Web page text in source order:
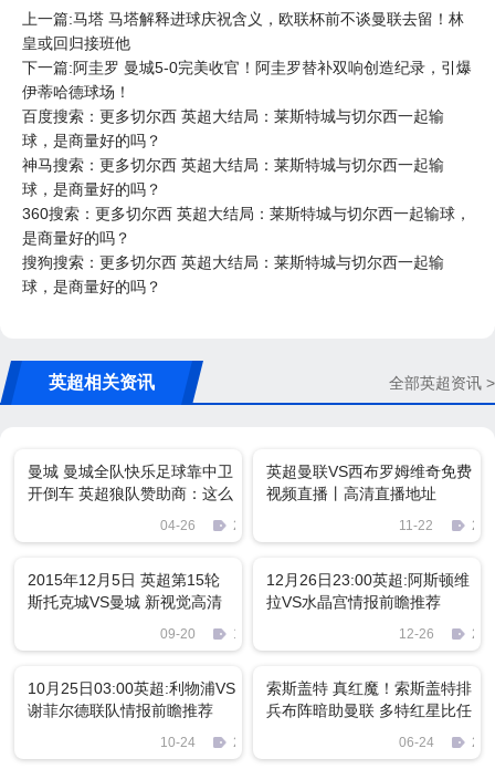
上一篇:马塔 马塔解释进球庆祝含义，欧联杯前不谈曼联去留！林
皇或回归接班他
下一篇:阿圭罗 曼城5-0完美收官！阿圭罗替补双响创造纪录，引爆
伊蒂哈德球场！
百度搜索：更多切尔西 英超大结局：莱斯特城与切尔西一起输
球，是商量好的吗？
神马搜索：更多切尔西 英超大结局：莱斯特城与切尔西一起输
球，是商量好的吗？
360搜索：更多切尔西 英超大结局：莱斯特城与切尔西一起输球，
是商量好的吗？
搜狗搜索：更多切尔西 英超大结局：莱斯特城与切尔西一起输
球，是商量好的吗？
英超相关资讯 全部英超资讯 >
曼城 曼城全队快乐足球靠中卫
开倒车 英超狼队赞助商：这么
04-26 2312
英超曼联VS西布罗姆维奇免费
视频直播丨高清直播地址
11-22
2015年12月5日 英超第15轮
斯托克城VS曼城 新视觉高清
09-20 1274
12月26日23:00英超:阿斯顿维
拉VS水晶宫情报前瞻推荐
12-26
10月25日03:00英超:利物浦VS
谢菲尔德联队情报前瞻推荐
10-24 2060
索斯盖特 真红魔！索斯盖特排
兵布阵暗助曼联 多特红星比任
06-24